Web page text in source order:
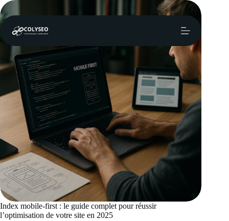
Passer
au
contenu
Index mobile-first : le guide complet pour réussir
l’optimisation de votre site en 2025